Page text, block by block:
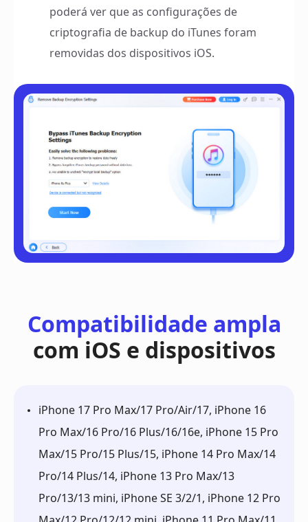
poderá ver que as configurações de
criptografia de backup do iTunes foram
removidas dos dispositivos iOS.
Compatibilidade ampla
com iOS e dispositivos
iPhone 17 Pro Max/17 Pro/Air/17, iPhone 16
Pro Max/16 Pro/16 Plus/16/16e, iPhone 15 Pro
Max/15 Pro/15 Plus/15, iPhone 14 Pro Max/14
Pro/14 Plus/14, iPhone 13 Pro Max/13
Pro/13/13 mini, iPhone SE 3/2/1, iPhone 12 Pro